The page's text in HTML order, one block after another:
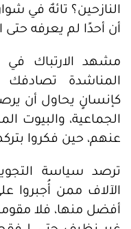
النازحين؟ تائهٌ في
أن أحدًا لم يعرفه حتى
مشهد الارتباك في
المناشدة تصادفك
كإنسانٍ يحاول أن
الجماعية، والبيوت
عنهم، حين فكروا
ترصد سياسة
الآلاف ممن أُجبروا
أفضل منها، فلا